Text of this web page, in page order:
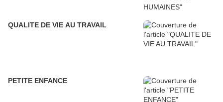
QUALITE DE VIE AU TRAVAIL
PETITE ENFANCE